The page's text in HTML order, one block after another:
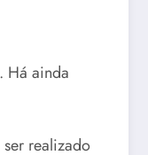
Há ainda
realizado